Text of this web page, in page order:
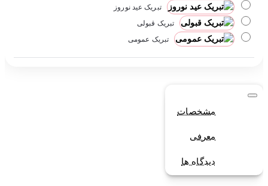
تبریک عید نوروز
تبریک قبولی
تبریک عمومی
مشخصات
معرفی
دیدگاه ها